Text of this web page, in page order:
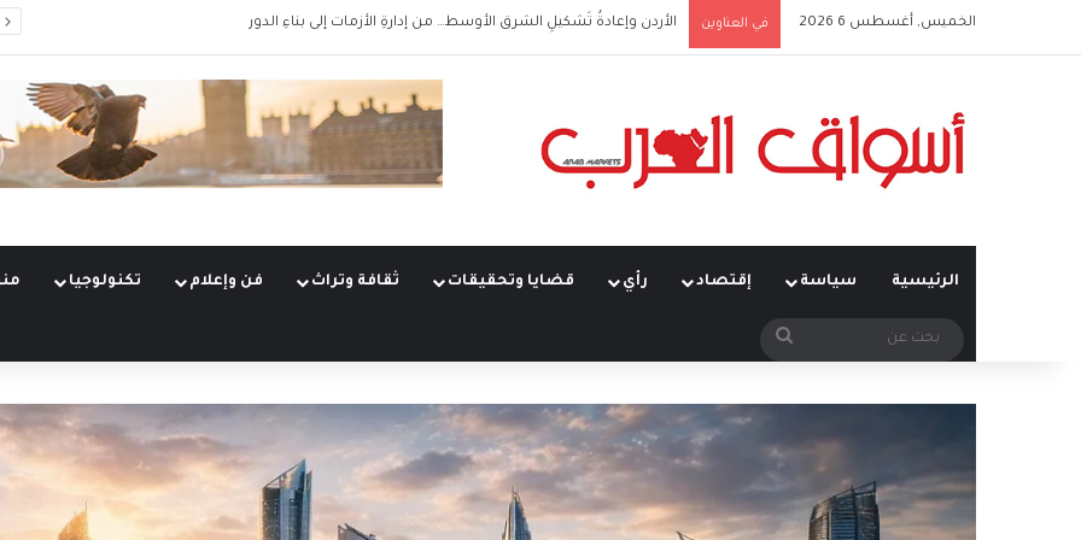
الخميس, أغسطس 6 2026 في العناوين الأردن وإعادةُ تَشكيلِ الشرق الأوسط… من إدارةِ الأزمات إلى بناءِ الدور
الرئيسية سياسة إقتصاد رأي قضايا وتحقيقات ثقافة وتراث فن وإعلام تكنولوجيا
بحث